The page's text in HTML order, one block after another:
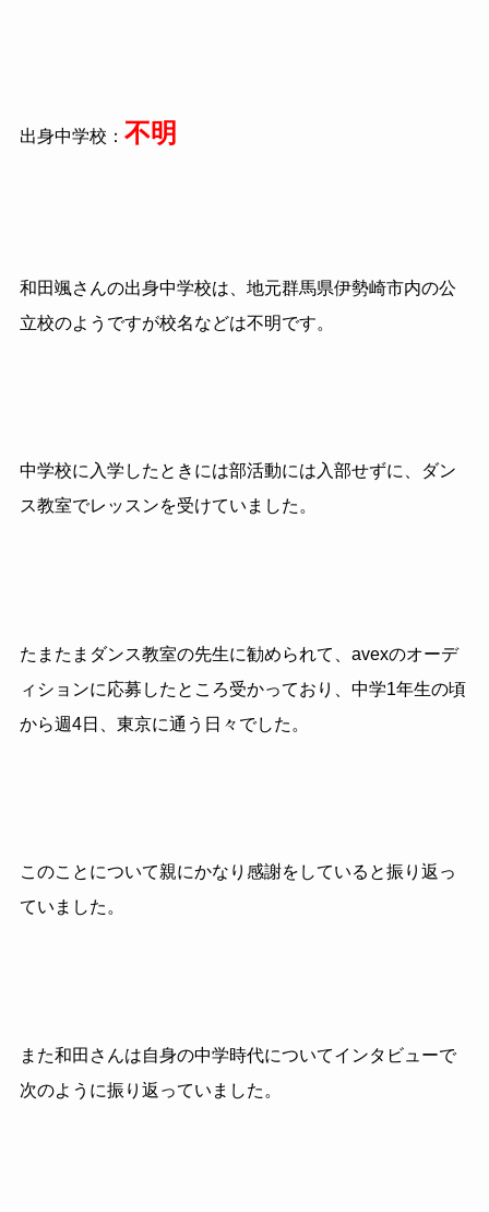
出身中学校： 不明
和田颯さんの出身中学校は、地元群馬県伊勢崎市内の公
立校のようですが校名などは不明です。
中学校に入学したときには部活動には入部せずに、ダン
ス教室でレッスンを受けていました。
たまたまダンス教室の先生に勧められて、avexのオーデ
ィションに応募したところ受かっており、中学1年生の頃
から週4日、東京に通う日々でした。
このことについて親にかなり感謝をしていると振り返っ
ていました。
また和田さんは自身の中学時代についてインタビューで
次のように振り返っていました。